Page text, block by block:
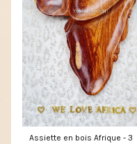
Assiette en bois Afrique - 3